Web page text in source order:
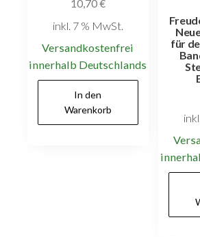
10,70€
inkl. 7 % MwSt.
Versandkostenfrei
innerhalb Deutschlands
In den
Warenkorb
für